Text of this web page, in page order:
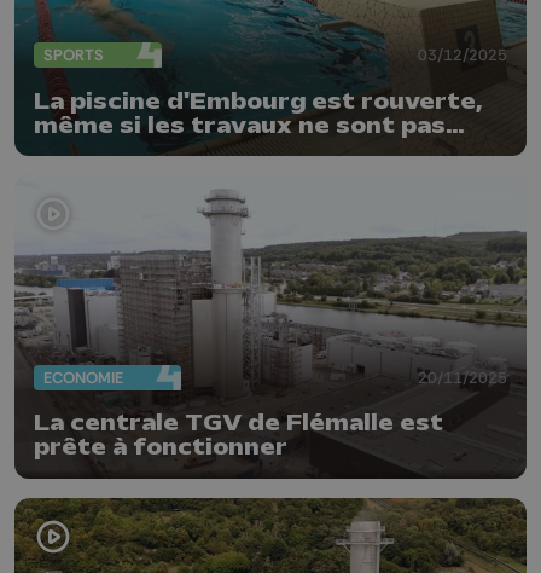
SPORTS 03/12/2025
La piscine d'Embourg est rouverte,
même si les travaux ne sont pas
finis
ECONOMIE 20/11/2025
La centrale TGV de Flémalle est
prête à fonctionner